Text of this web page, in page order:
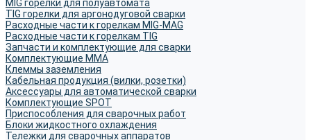
MIG горелки для полуавтомата
TIG горелки для аргонодуговой сварки
Расходные части к горелкам MIG-MAG
Расходные части к горелкам TIG
Запчасти и комплектующие для сварки
Комплектующие ММА
Клеммы заземления
Кабельная продукция (вилки, розетки)
Аксессуары для автоматической сварки
Комплектующие SPOT
Приспособления для сварочных работ
Блоки жидкостного охлаждения
Тележки для сварочных аппаратов